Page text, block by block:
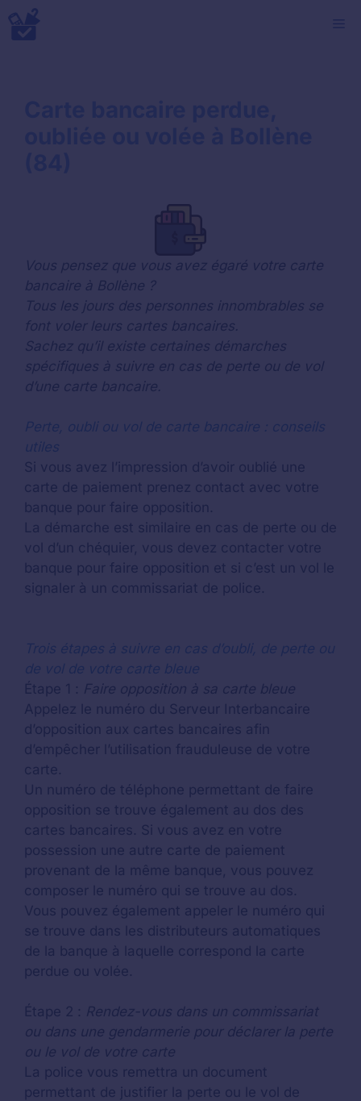
Aller
au
Vous pensez que vous avez égaré votre carte
bancaire à Bollène ?
Tous les jours des personnes innombrables se
font voler leurs cartes bancaires.
Sachez qu’il existe certaines démarches
spécifiques à suivre en cas de perte ou de vol
d’une carte bancaire.
Perte, oubli ou vol de carte bancaire : conseils
utiles
Si vous avez l’impression d’avoir oublié une
carte de paiement prenez contact avec votre
banque pour faire opposition.
La démarche est similaire en cas de perte ou de
vol d’un chéquier, vous devez contacter votre
banque pour faire opposition et si c’est un vol le
signaler à un commissariat de police.
Trois étapes à suivre en cas d’oubli, de perte ou
de vol de votre carte bleue
Étape 1 : Faire opposition à sa carte bleue
Appelez le numéro du Serveur Interbancaire
d’opposition aux cartes bancaires afin
d’empêcher l’utilisation frauduleuse de votre
carte.
Un numéro de téléphone permettant de faire
opposition se trouve également au dos des
cartes bancaires. Si vous avez en votre
possession une autre carte de paiement
provenant de la même banque, vous pouvez
composer le numéro qui se trouve au dos.
Vous pouvez également appeler le numéro qui
se trouve dans les distributeurs automatiques
de la banque à laquelle correspond la carte
perdue ou volée.
Étape 2 : Rendez-vous dans un commissariat
ou dans une gendarmerie pour déclarer la perte
ou le vol de votre carte
La police vous remettra un document
permettant de justifier la perte ou le vol de